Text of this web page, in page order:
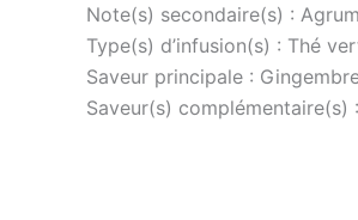
Note(s) secondaire(s) :
Type(s) d’infusion(s) : Thé
Saveur principale :
Saveur(s)